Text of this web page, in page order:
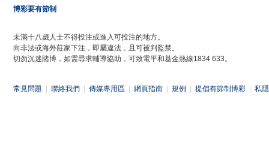
博彩要有節制
未滿十八歲人士不得投注或進入可投注的地方。
向非法或海外莊家下注，即屬違法，且可被判監禁。
切勿沉迷賭博，如需尋求輔導協助，可致電平和基金熱線1834 633。
常見問題 聯絡我們 傳媒專用區 網頁指南 規例 提倡有節制博彩 私